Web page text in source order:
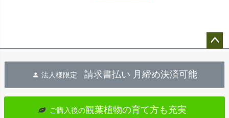
へ
法人様限定 請求書払い 月締め決済可能
ご購入後の観葉植物の育て方も充実